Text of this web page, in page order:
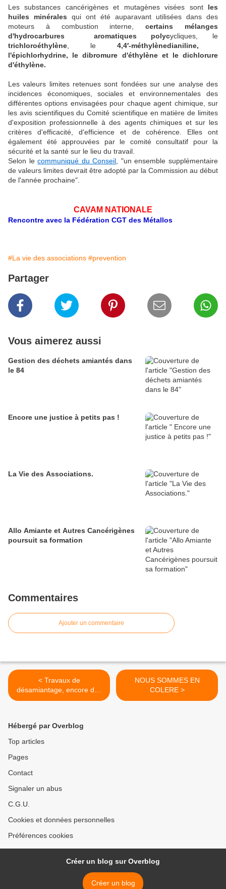
Les substances cancérigènes et mutagènes visées sont les
huiles minérales qui ont été auparavant utilisées dans des
moteurs à combustion interne,certains mélanges
d'hydrocarbures
aromatiques polycycliques, le
trichloroéthylène , le 4,4′-méthylènedianiline,
l'épichlorhydrine, le dibromure d'éthylène et le dichlorure
d'éthylène.
Les valeurs limites retenues sont fondées sur une analyse des
incidences économiques, sociales et environnementales des
différentes options envisagées pour chaque agent chimique, sur
les avis scientifiques du Comité scientifique en matière de limites
d'exposition professionnelle à des agents chimiques et sur les
critères d'efficacité, d'efficience et de cohérence. Elles ont
également été approuvées par le comité consultatif pour la
sécurité et la santé sur le lieu du travail.
Selon lecommuniqué du Conseil , "un ensemble supplémentaire
de valeurs limites devrait être adopté par la Commission au début
de l'année prochaine".
CAVAM NATIONALE
Rencontre avec la Fédération CGT des Métallos
#La vie des associations #prevention
Partager
Vous aimerez aussi
Gestion des déchets amiantés dans
le 84
Encore une justice à petits pas !
La Vie des Associations.
Allo Amiante et Autres Cancérigènes
poursuit sa formation
Commentaires
Ajouter un commentaire
< Travaux de
désamiantage, encore des
surprises
NOUS SOMMES EN
COLERE >
Hébergé par Overblog
Top articles
Pages
Contact
Signaler un abus
C.G.U.
Cookies et données personnelles
Préférences cookies
Créer un blog sur Overblog
Créer un blog